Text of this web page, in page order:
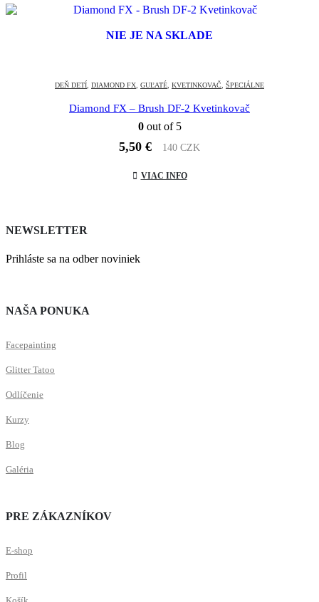
NIE JE NA SKLADE
DEŇ DETÍ, DIAMOND FX, GUĽATÉ, KVETINKOVAČ, ŠPECIÁLNE
Diamond FX – Brush DF-2 Kvetinkovač
0out of 5
5,50 € 140 CZK
VIAC INFO
NEWSLETTER
Prihláste sa na odber noviniek
NAŠA PONUKA
Facepainting
Glitter Tatoo
Odlíčenie
Kurzy
Blog
Galéria
PRE ZÁKAZNÍKOV
E-shop
Profil